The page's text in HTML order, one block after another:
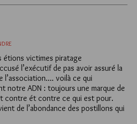
étions victimes piratage
l’exécutif de pas avoir assuré la
l’association…. voilà ce qui
notre ADN : toujours une marque de
contre ét contre ce qui est pour.
de l’abondance des postillons qui